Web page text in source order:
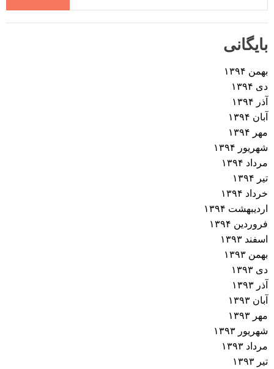
بایگانی
بهمن ۱۳۹۴
دی ۱۳۹۴
آذر ۱۳۹۴
آبان ۱۳۹۴
مهر ۱۳۹۴
شهریور ۱۳۹۴
مرداد ۱۳۹۴
تیر ۱۳۹۴
خرداد ۱۳۹۴
اردیبهشت ۱۳۹۴
فروردین ۱۳۹۴
اسفند ۱۳۹۳
بهمن ۱۳۹۳
دی ۱۳۹۳
آذر ۱۳۹۳
آبان ۱۳۹۳
مهر ۱۳۹۳
شهریور ۱۳۹۳
مرداد ۱۳۹۳
تیر ۱۳۹۳